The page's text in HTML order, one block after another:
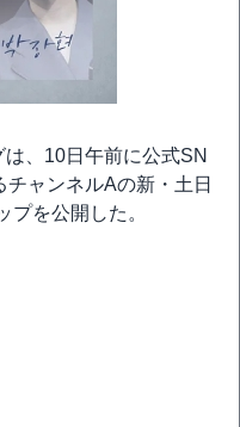
、10日午前に公式SN
ャンネルAの新・土日
プを公開した。